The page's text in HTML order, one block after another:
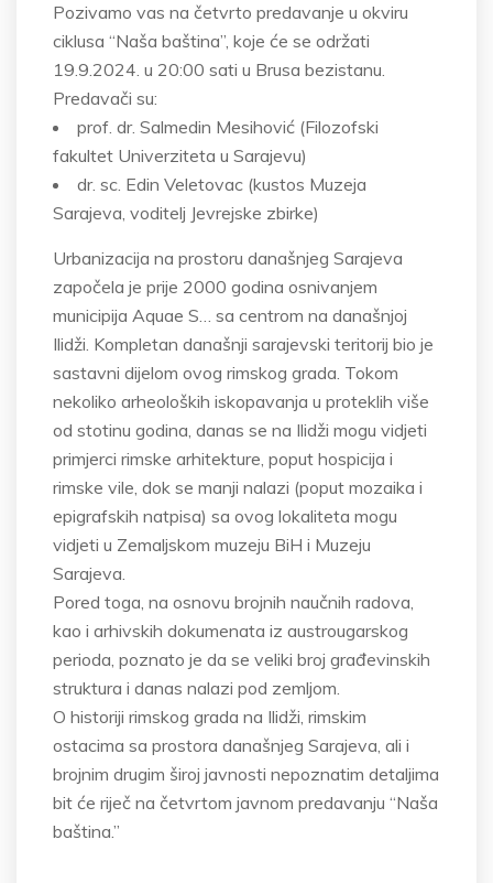
Pozivamo vas na četvrto predavanje u okviru
ciklusa “Naša baština”, koje će se održati
19.9.2024. u 20:00 sati u Brusa bezistanu.
Predavači su:
prof. dr. Salmedin Mesihović (Filozofski
fakultet Univerziteta u Sarajevu)
dr. sc. Edin Veletovac (kustos Muzeja
Sarajeva, voditelj Jevrejske zbirke)
Urbanizacija na prostoru današnjeg Sarajeva
započela je prije 2000 godina osnivanjem
municipija Aquae S… sa centrom na današnjoj
Ilidži. Kompletan današnji sarajevski teritorij bio je
sastavni dijelom ovog rimskog grada. Tokom
nekoliko arheoloških iskopavanja u proteklih više
od stotinu godina, danas se na Ilidži mogu vidjeti
primjerci rimske arhitekture, poput hospicija i
rimske vile, dok se manji nalazi (poput mozaika i
epigrafskih natpisa) sa ovog lokaliteta mogu
vidjeti u Zemaljskom muzeju BiH i Muzeju
Sarajeva.
Pored toga, na osnovu brojnih naučnih radova,
kao i arhivskih dokumenata iz austrougarskog
perioda, poznato je da se veliki broj građevinskih
struktura i danas nalazi pod zemljom.
O historiji rimskog grada na Ilidži, rimskim
ostacima sa prostora današnjeg Sarajeva, ali i
brojnim drugim široj javnosti nepoznatim detaljima
bit će riječ na četvrtom javnom predavanju “Naša
baština.”